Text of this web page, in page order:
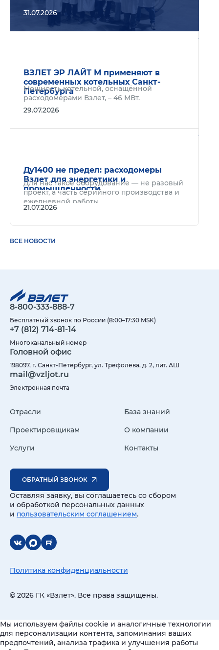
31.07.2026
ВЗЛЕТ ЭР ЛАЙТ М применяют в
современных котельных Санкт-
Петербурга
Мощность котельной, оснащённой
расходомерами Взлет, – 46 МВт.
29.07.2026
Ду1400 не предел: расходомеры
Взлет для энергетики и
промышленности
Для нас такое оборудование — не разовый
проект, а часть серийного производства и
ежедневной работы.
21.07.2026
ВСЕ НОВОСТИ
8-800-333-888-7
Бесплатный звонок по России (8:00–17:30 MSK)
+7 (812) 714-81-14
Многоканальный номер
Головной офис
198097, г. Санкт-Петербург, ул. Трефолева, д. 2, лит. АШ
mail@vzljot.ru
Электронная почта
Отрасли
Проектировщикам
Услуги
База знаний
О компании
Контакты
ОБРАТНЫЙ ЗВОНОК
Оставляя заявку, вы соглашаетесь со сбором
и обработкой персональных данных
и пользовательским соглашением.
© 2026 ГК «Взлет». Все права защищены.
Политика конфиденциальности
Мы используем файлы cookie и аналогичные технологии
для персонализации контента, запоминания ваших
предпочтений, анализа трафика и улучшения работы